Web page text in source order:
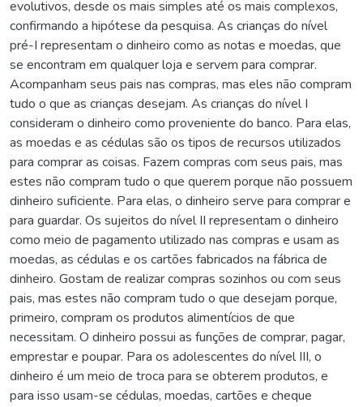
evolutivos, desde os mais simples até os mais complexos,
confirmando a hipótese da pesquisa. As crianças do nível
pré-I representam o dinheiro como as notas e moedas, que
se encontram em qualquer loja e servem para comprar.
Acompanham seus pais nas compras, mas eles não compram
tudo o que as crianças desejam. As crianças do nível I
consideram o dinheiro como proveniente do banco. Para elas,
as moedas e as cédulas são os tipos de recursos utilizados
para comprar as coisas. Fazem compras com seus pais, mas
estes não compram tudo o que querem porque não possuem
dinheiro suficiente. Para elas, o dinheiro serve para comprar e
para guardar. Os sujeitos do nível II representam o dinheiro
como meio de pagamento utilizado nas compras e usam as
moedas, as cédulas e os cartões fabricados na fábrica de
dinheiro. Gostam de realizar compras sozinhos ou com seus
pais, mas estes não compram tudo o que desejam porque,
primeiro, compram os produtos alimentícios de que
necessitam. O dinheiro possui as funções de comprar, pagar,
emprestar e poupar. Para os adolescentes do nível III, o
dinheiro é um meio de troca para se obterem produtos, e
para isso usam-se cédulas, moedas, cartões e cheque